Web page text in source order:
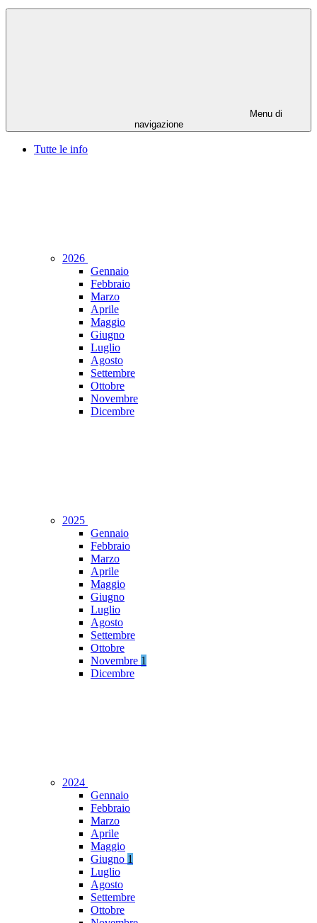
Menu di
navigazione
Tutte le info
2026
Gennaio
Febbraio
Marzo
Aprile
Maggio
Giugno
Luglio
Agosto
Settembre
Ottobre
Novembre
Dicembre
2025
Gennaio
Febbraio
Marzo
Aprile
Maggio
Giugno
Luglio
Agosto
Settembre
Ottobre
Novembre 1
Dicembre
2024
Gennaio
Febbraio
Marzo
Aprile
Maggio
Giugno 1
Luglio
Agosto
Settembre
Ottobre